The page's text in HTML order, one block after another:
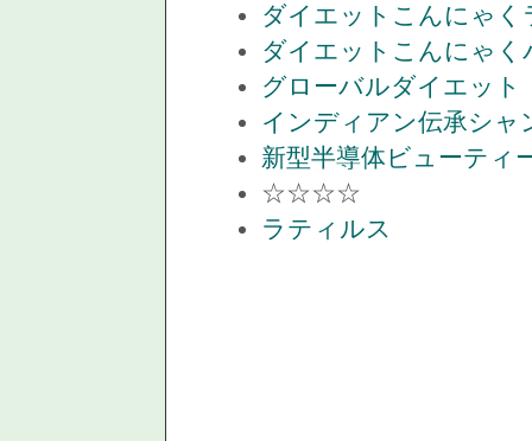
ダイエットこんにゃく
ダイエットこんにゃく
グローバルダイエット
インディアン伝承シ
新型半導体ビューティ
☆☆☆☆
ラティルス